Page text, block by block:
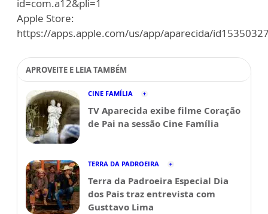
id=com.a12&pli=1
Apple Store:
https://apps.apple.com/us/app/aparecida/
APROVEITE E LEIA TAMBÉM
CINE FAMÍLIA
TV Aparecida exibe filme Coração
de Pai na sessão Cine Família
TERRA DA PADROEIRA
Terra da Padroeira Especial Dia
dos Pais traz entrevista com
Gusttavo Lima